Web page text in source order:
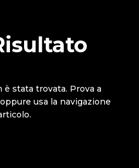
stata trovata. Prova a
usa la navigazione